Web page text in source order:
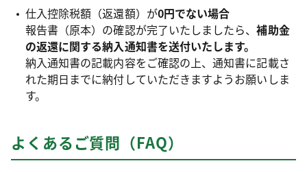
仕入控除税額（返還額）が0円でない場合
報告書（原本）の確認が完了いたしましたら、補助金
の返還に関する納入通知書を送付いたします。
納入通知書の記載内容をご確認の上、通知書に記載さ
れた期日までに納付していただきますようお願いしま
す。
よくあるご質問（FAQ）